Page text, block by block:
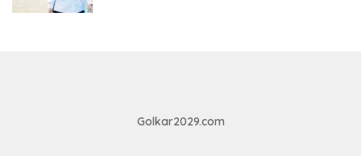
Golkar2029.com